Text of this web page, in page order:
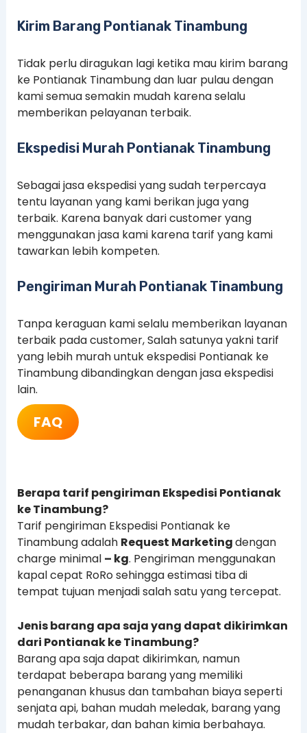
Kirim Barang Pontianak Tinambung
Tidak perlu diragukan lagi ketika mau kirim barang
ke Pontianak Tinambung dan luar pulau dengan
kami semua semakin mudah karena selalu
memberikan pelayanan terbaik.
Ekspedisi Murah Pontianak Tinambung
Sebagai jasa ekspedisi yang sudah terpercaya
tentu layanan yang kami berikan juga yang
terbaik. Karena banyak dari customer yang
menggunakan jasa kami karena tarif yang kami
tawarkan lebih kompeten.
Pengiriman Murah Pontianak Tinambung
Tanpa keraguan kami selalu memberikan layanan
terbaik pada customer, Salah satunya yakni tarif
yang lebih murah untuk ekspedisi Pontianak ke
Tinambung dibandingkan dengan jasa ekspedisi
lain.
FAQ
Berapa tarif pengiriman Ekspedisi Pontianak
ke Tinambung?
Tarif pengiriman Ekspedisi Pontianak ke
Tinambung adalah Request Marketingdengan
charge minimal – kg. Pengiriman menggunakan
kapal cepat RoRo sehingga estimasi tiba di
tempat tujuan menjadi salah satu yang tercepat.
Jenis barang apa saja yang dapat dikirimkan
dari Pontianak ke Tinambung?
Barang apa saja dapat dikirimkan, namun
terdapat beberapa barang yang memiliki
penanganan khusus dan tambahan biaya seperti
senjata api, bahan mudah meledak, barang yang
mudah terbakar, dan bahan kimia berbahaya.